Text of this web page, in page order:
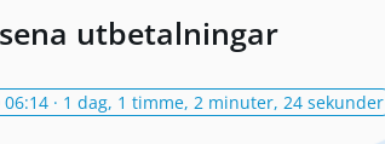
utbetalningar
06:14 · 1 dag, 1 timme, 2 minuter, 24 sekunder